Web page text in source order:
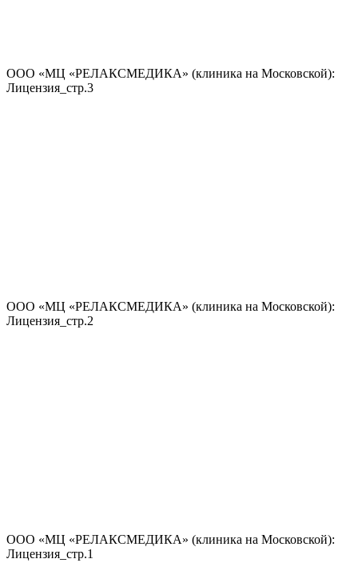
ООО «МЦ «РЕЛАКСМЕДИКА» (клиника на Московской):
Лицензия_стр.3
ООО «МЦ «РЕЛАКСМЕДИКА» (клиника на Московской):
Лицензия_стр.2
ООО «МЦ «РЕЛАКСМЕДИКА» (клиника на Московской):
Лицензия_стр.1